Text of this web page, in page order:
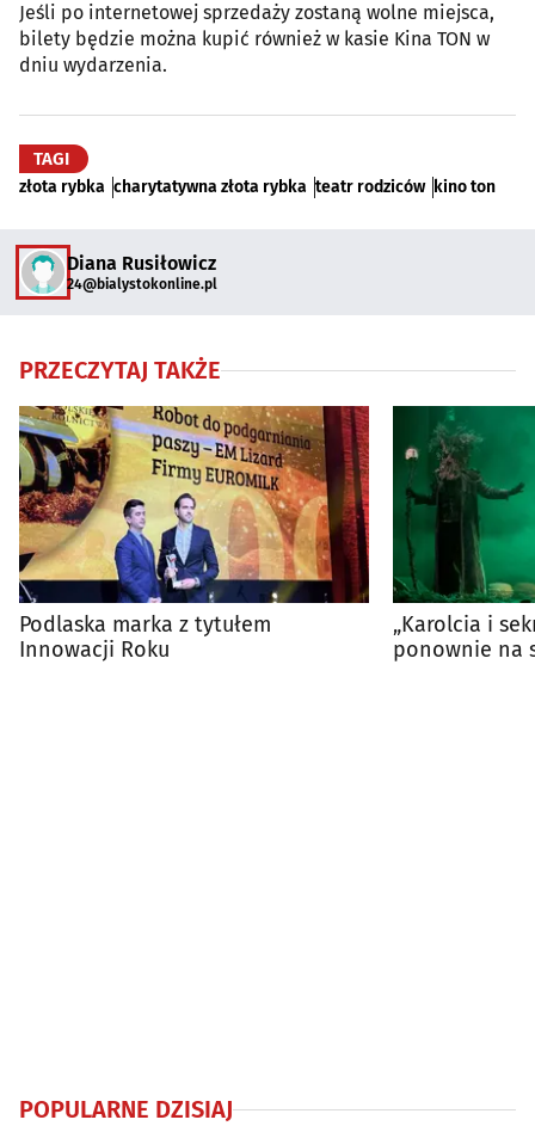
Jeśli po internetowej sprzedaży zostaną wolne miejsca,
bilety będzie można kupić również w kasie Kina TON w
dniu wydarzenia.
TAGI
złota rybka charytatywna złota rybka teatr rodziców kino ton
Diana Rusiłowicz
24@bialystokonline.pl
PRZECZYTAJ TAKŻE
Podlaska marka z tytułem
Innowacji Roku
„Karolcia i
ponownie na
POPULARNE DZISIAJ